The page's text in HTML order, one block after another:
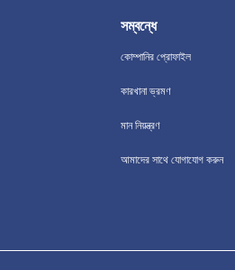
সম্বন্ধে
কোম্পানির প্রোফাইল
কারখানা ভ্রমণ
মান নিয়ন্ত্রণ
আমাদের সাথে যোগাযোগ করুন